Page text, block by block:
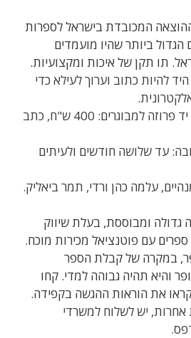
המכובדת בישראל לספרות
ביותר שהיו מועמדים
תקן של איכות ומקצועיות.
כתוב וערוך לעילא כדי
עלות דמי טיפול בכתב יד פרוזה למבוגרים: 400 ש"ח, כתב
שלושה חודשים ולעיתים
עלמה כהן ורדי, תמר ביאליק.
ומבוססת, בעלת שיווק
עם פוטנציאל מכירות מוכח.
של קבלת הספר
תהיה גבוהה למדי. קחו
את הוראות ההגשה בקפידה.
יש לשלוח למשרדי